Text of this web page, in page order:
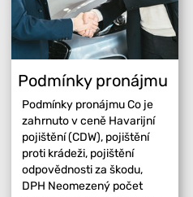
Podmínky pronájmu
Podmínky pronájmu Co je
zahrnuto v ceně Havarijní
pojištění (CDW), pojištění
proti krádeži, pojištění
odpovědnosti za škodu,
DPH Neomezený počet